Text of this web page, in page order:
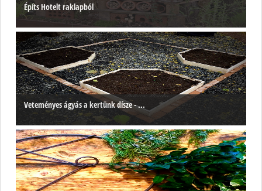
Építs Hotelt raklapból
Veteményes ágyás a kertünk dísze - ...